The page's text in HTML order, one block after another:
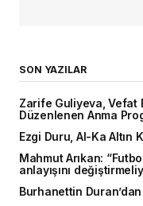
SON YAZILAR
Zarife Guliyeva, Vefat
Düzenlenen Anma
Ezgi Duru, Al-Ka Altın
Mahmut Arıkan:
anlayışını
Burhanettin